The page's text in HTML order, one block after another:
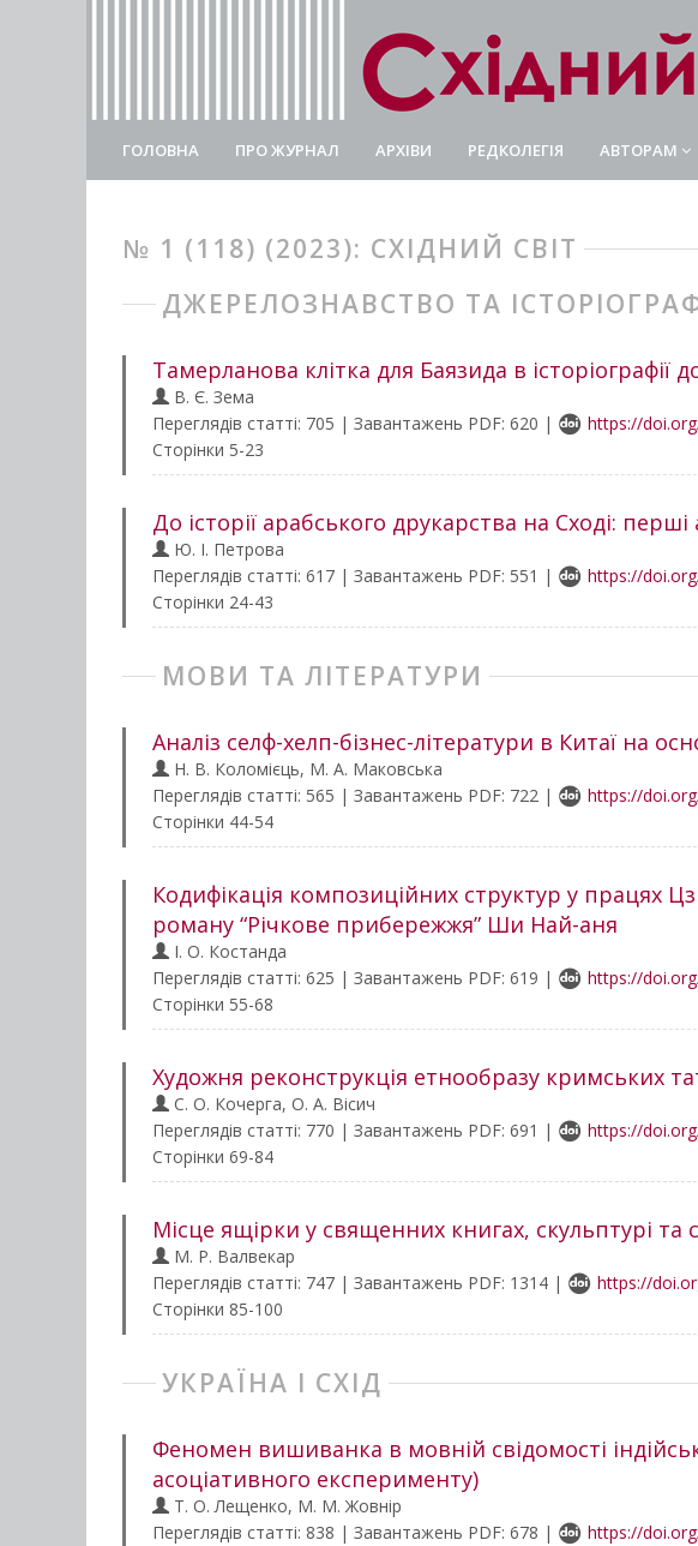
ГОЛОВНА ПРО ЖУРНАЛ АРХІВИ РЕДКОЛЕГІЯ АВТОРАМ
№ 1 (118) (2023): СХІДНИЙ СВІТ
ДЖЕРЕЛОЗНАВСТВО ТА
Тамерланова клітка для Баязида в історіографії
В. Є. Зема
Переглядів статті: 705 | Завантажень PDF: 620 |
https://
Сторінки 5-23
До історії арабського друкарства на Сході:
Ю. І. Петрова
Переглядів статті: 617 | Завантажень PDF: 551 |
https://
Сторінки 24-43
МОВИ ТА ЛІТЕРАТУРИ
Аналіз селф-хелп-бізнес-літератури в Китаї на
Н. В. Коломієць, М. А. Маковська
Переглядів статті: 565 | Завантажень PDF: 722 |
https://
Сторінки 44-54
Кодифікація композиційних структур у працях
роману “Річкове прибережжя” Ши Най-аня
І. О. Костанда
Переглядів статті: 625 | Завантажень PDF: 619 |
https://
Сторінки 55-68
Художня реконструкція етнообразу кримських
С. О. Кочерга, О. А. Вісич
Переглядів статті: 770 | Завантажень PDF: 691 |
https://
Сторінки 69-84
Місце ящірки у священних книгах, скульптурі та
М. Р. Валвекар
Переглядів статті: 747 | Завантажень PDF: 1314 |
https://
Сторінки 85-100
УКРАЇНА І СХІД
Феномен вишиванка в мовній свідомості
асоціативного експерименту)
Т. О. Лещенко, М. М. Жовнір
Переглядів статті: 838 | Завантажень PDF: 678 |
https://